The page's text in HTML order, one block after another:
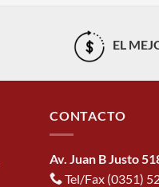
EL
CONTACTO
Av. Juan B Justo
Tel/Fax (0351)